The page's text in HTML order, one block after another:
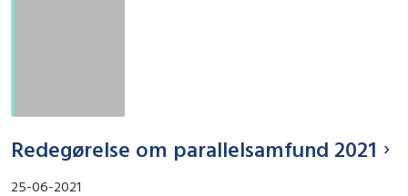
Redegørelse om parallelsamfund 2021
25-06-2021